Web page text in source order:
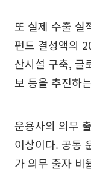
또 실제 수출 실
펀드 결성액의
산시설 구축, 글
보 등을 추진하
운용사의 의무
이상이다. 공동
가 의무 출자 비